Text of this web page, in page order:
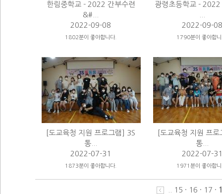
한림중학교 - 2022 간부수련
&#...
2022-09-08
1802분이 좋아합니다.
광령초등학교 - 2022
2022-09-
1790분이 좋아합
[도교육청 지원 프로그램] 3S
통...
2022-07-31
1873분이 좋아합니다.
[도교육청 지원 프
통...
2022-07-
1971분이 좋아합
15 · 16 · 17 ·